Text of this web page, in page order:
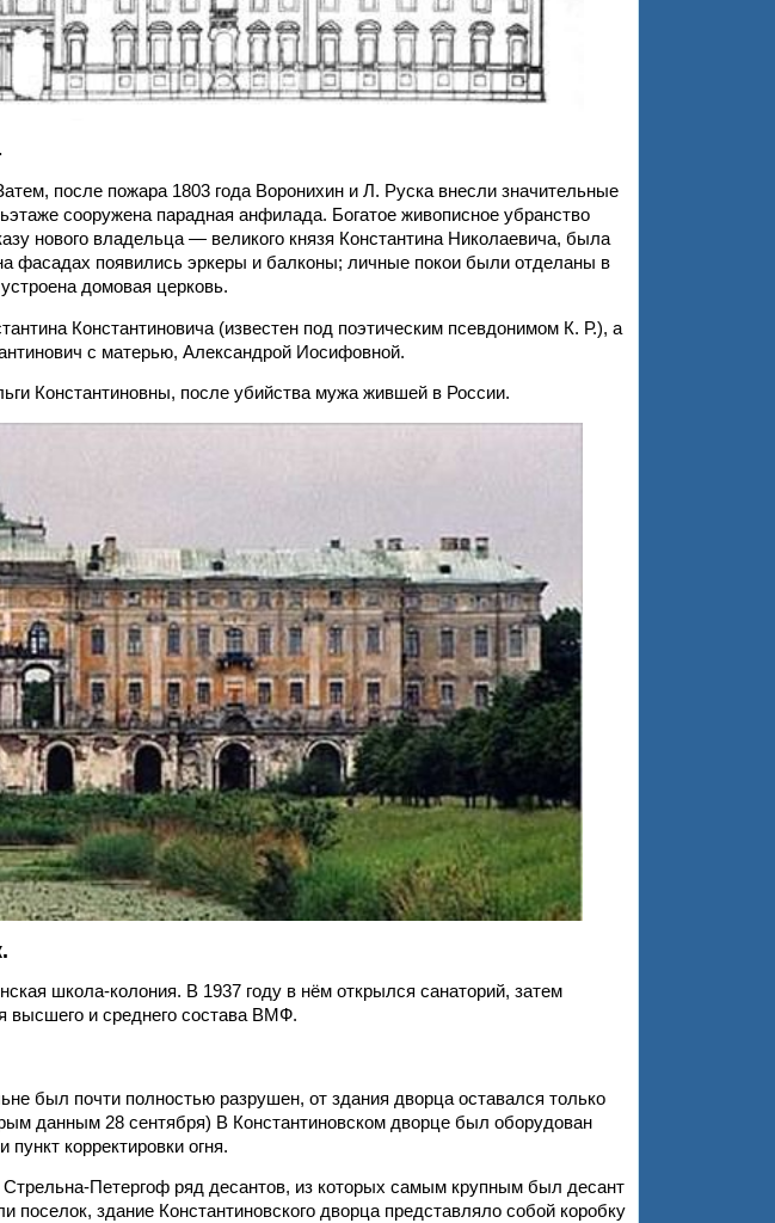
после пожара 1803 года Воронихин и Л. Руска внесли значительные
сооружена парадная анфилада. Богатое живописное убранство
нового владельца — великого князя Константина Николаевича, была
фасадах появились эркеры и балконы; личные покои были отделаны в
домовая церковь.
Константиновича (известен под поэтическим псевдонимом К. Р.), а
с матерью, Александрой Иосифовной.
Константиновны, после убийства мужа жившей в России.
школа-колония. В 1937 году в нём открылся санаторий, затем
высшего и среднего состава ВМФ.
был почти полностью разрушен, от здания дворца оставался только
данным 28 сентября) В Константиновском дворце был оборудован
корректировки огня.
Петергоф ряд десантов, из которых самым крупным был десант
поселок, здание Константиновского дворца представляло собой коробку